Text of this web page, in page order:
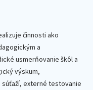
činnosti ako
a
usmerňovanie škôl a
výskum,
externé testovanie